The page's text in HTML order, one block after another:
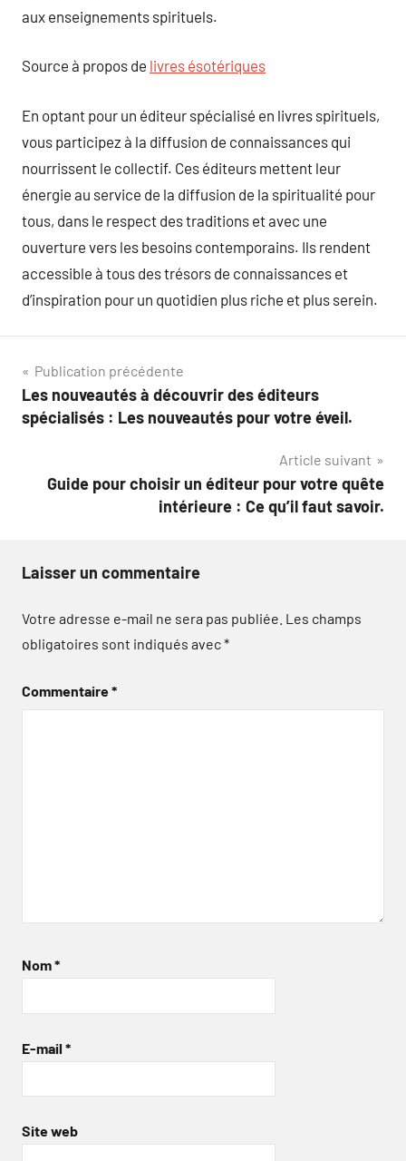
aux enseignements spirituels.
Source à propos de livres ésotériques
En optant pour un éditeur spécialisé en livres spirituels,
vous participez à la diffusion de connaissances qui
nourrissent le collectif. Ces éditeurs mettent leur
énergie au service de la diffusion de la spiritualité pour
tous, dans le respect des traditions et avec une
ouverture vers les besoins contemporains. Ils rendent
accessible à tous des trésors de connaissances et
d’inspiration pour un quotidien plus riche et plus serein.
Navigation
de
Publication précédente
Les nouveautés à découvrir des éditeurs
spécialisés : Les nouveautés pour votre éveil.
Article suivant
Guide pour choisir un éditeur pour votre quête
intérieure : Ce qu’il faut savoir.
Laisser un commentaire
Votre adresse e-mail ne sera pas publiée. Les champs
obligatoires sont indiqués avec*
Commentaire*
Nom*
E-mail *
Site web